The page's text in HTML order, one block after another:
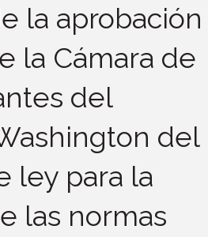
la aprobación
la Cámara de
del
del
ley para la
las normas